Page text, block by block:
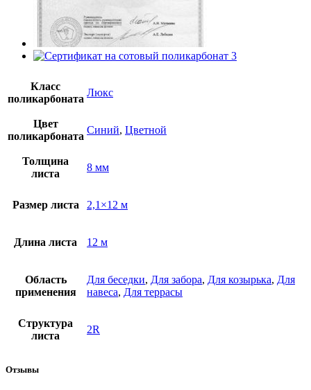
Класс
поликарбоната
Люкс
Цвет
поликарбоната
Синий, Цветной
Толщина
листа
8 мм
Размер листа 2,1×12 м
Длина листа 12 м
Область
применения
Для беседки, Для забора, Для козырька, Для
навеса, Для террасы
Структура
листа
2R
Отзывы